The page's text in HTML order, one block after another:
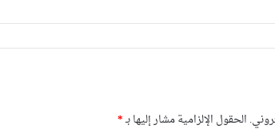
الحقول الإلزامية مشار إليها بـ*